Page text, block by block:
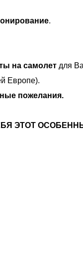
.
на самолет для
Европе).
пожелания.
ЭТОТ